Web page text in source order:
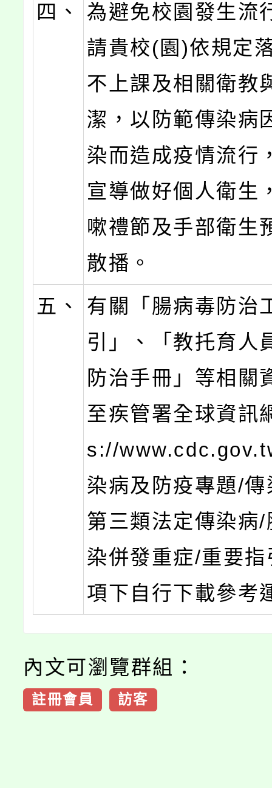
四、
為避免校園發生流
請貴校(園)依規定
不上課及相關衛教
潔，以防範傳染病
染而造成疫情流行
宣導做好個人衛生
嗽禮節及手部衛生
散播。
五、
有關「腸病毒防治
引」、「教托育人
防治手冊」等相關
至疾管署全球資訊
s://
染病及防疫專題/
第三類法定傳染病
染併發重症/重要
項下自行下載參考
內文可瀏覽群組：
註冊會員 訪客